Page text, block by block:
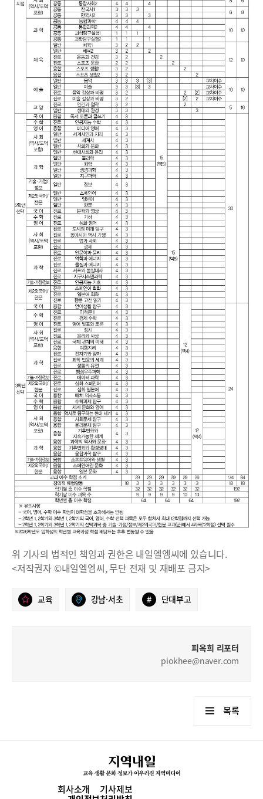
위 기사의 법적인 책임과 권한은 내일엘엠씨에 있습니다.
<저작권자 ©내일엘엠씨, 무단 전재 및 재배포 금지>
교육 강남·서초 # 단대부고
피옥희 리포터
piokhee@naver.com
목록
회사소개 기사제보